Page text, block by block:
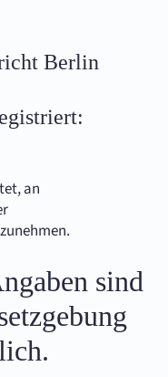
Berlin
an
sind